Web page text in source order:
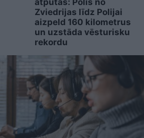
atpūtas: Polis no
Zviedrijas līdz Polijai
aizpeld 160 kilometrus
un uzstāda vēsturisku
rekordu